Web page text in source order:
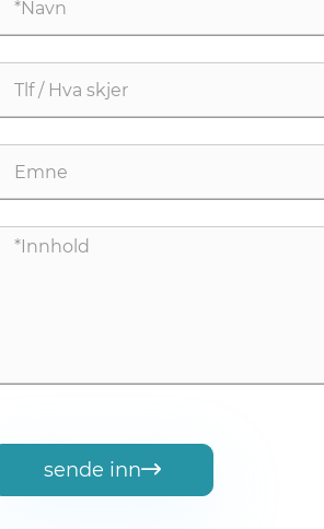
sende inn